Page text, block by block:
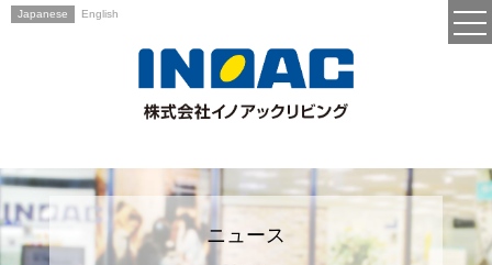
Japanese English
ニュース